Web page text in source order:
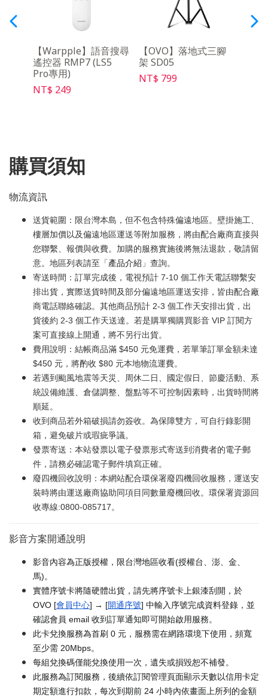
【Warpple】語音搜尋
遙控器 RMP7 (LS5
Pro專用)
NT$ 249
【OVO】落地式三腳
架 SD05
NT$ 799
購買須知
物流資訊
送貨範圍：限台灣本島，但不包含特殊偏遠地區。壁掛施工、
樓層加價以及偏遠地區運送等附加服務，將由配合廠商直接與
您聯繫、報價與收費。加購的服務實施後將無法退款，敬請留
意。地區列表請至「產品介紹 」查詢。
寄送時間：訂單完成後，電視預計 7-10 個工作天電話聯繫安
排出貨，實際送貨時間及部分偏遠地區運送安排，皆由配合廠
商電話聯絡確認。其他商品預計 2-3 個工作天安排出貨，出
貨後約 2-3 個工作天送達。若是購單獨購買影音 VIP 訂閱方
案可直接線上開通，將不另行出貨。
費用說明：結帳商品滿 $450 元免運費，若單筆訂單金額未達
$450 元，將酌收 $80 元本地物流運費。
若遇到颱風地震等天災、周休二日、國定假日、節慶活動、系
統設備維護、倉儲調整、盤點等不可控制因素時，出貨時間將
順延。
收到商品若外箱破損請勿簽收。為保障雙方，可自行錄影開
箱，避免破片或瑕疵爭議。
發票寄送：本站發票以電子發票形式寄送到消費者的電子郵
件，請務必確認電子郵件填寫正確。
廢四機回收說明：本網站配合環保署廢四機回收服務，運送安
裝時將由運送廠商協助同項目同數量廢機回收。環保署資源回
收專線:0800-085717。
影音方案開通說明
影音內容為正版授權，限台灣地區收看(授權台、澎、金、
馬)。
實體序號卡將隨硬體出貨，請先將序號卡上銀漆刮開，於
OVO [會員中心] → [開通序號] 中輸入序號完成資料登錄，並
確認會員 email 收到訂單通知即可開始啟用服務。
此卡兌換服務為首刷 0 元，服務需在網路環境下使用，頻寬
至少需 20Mbps。
每組兌換碼僅能兌換使用一次，遺失或損毀恕不補發。
此服務為訂閱服務，後續依訂閱管理頁面顯示天數以信用卡定
期定額進行扣款，每次到期前 24 小時內依畫面上所列的金額